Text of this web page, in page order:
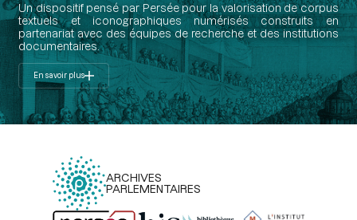
Un dispositif pensé par Persée pour la valorisation de corpus
textuels et iconographiques numérisés construits en
partenariat avec des équipes de recherche et des institutions
documentaires.
En savoir plus
ARCHIVES
PARLEMENTAIRES